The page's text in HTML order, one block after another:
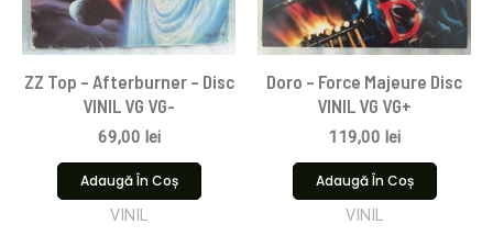
ZZ Top – Afterburner – Disc
VINIL VG VG-
69,00 lei
Adaugă În Coș
VINIL
Doro – Force Majeure Disc
VINIL VG VG+
119,00 lei
Adaugă În Coș
VINIL